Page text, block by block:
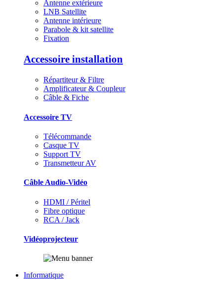
Antenne extérieure
LNB Satellite
Antenne intérieure
Parabole & kit satellite
Fixation
Accessoire installation
Répartiteur & Filtre
Amplificateur & Coupleur
Câble & Fiche
Accessoire TV
Télécommande
Casque TV
Support TV
Transmetteur AV
Câble Audio-Vidéo
HDMI / Péritel
Fibre optique
RCA / Jack
Vidéoprojecteur
Informatique